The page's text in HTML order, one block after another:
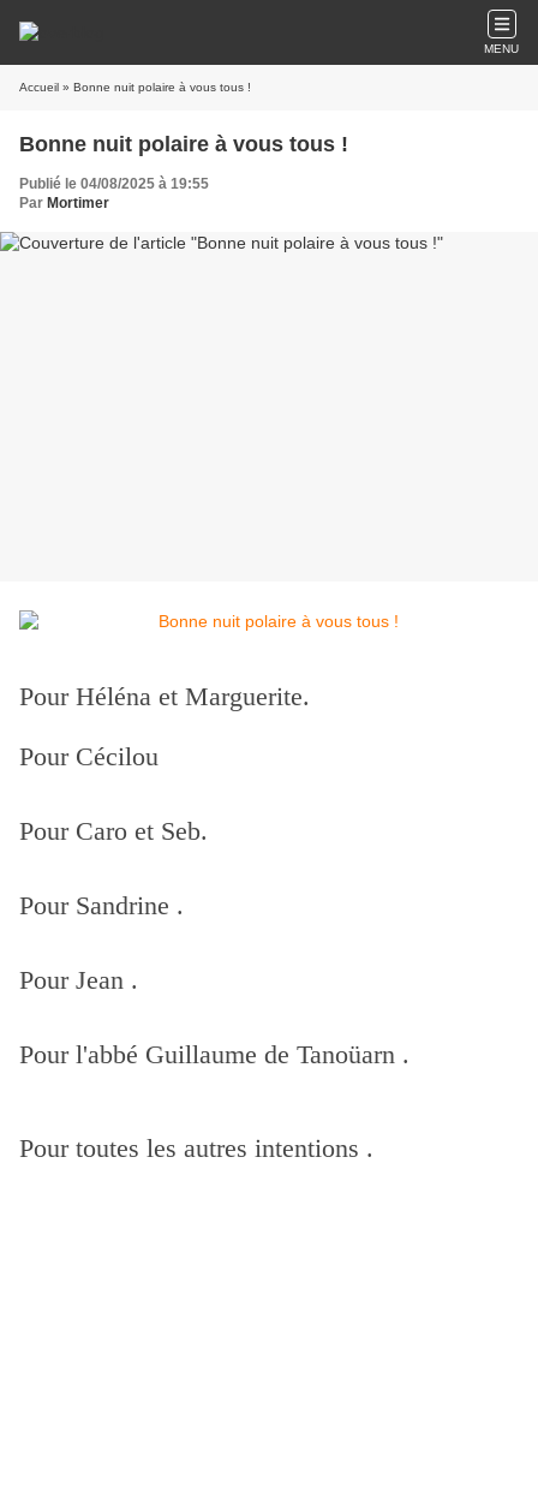
MENU
Accueil » Bonne nuit polaire à vous tous !
Bonne nuit polaire à vous tous !
Publié le 04/08/2025 à 19:55
Par Mortimer
Pour Héléna et Marguerite.
Pour Cécilou
Pour Caro et Seb.
Pour Sandrine .
Pour Jean .
Pour l'abbé Guillaume de Tanoüarn .
Pour toutes les autres intentions .